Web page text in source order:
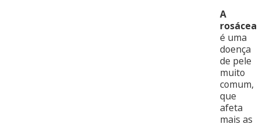
A
rosácea
é uma
doença
de pele
muito
comum,
que
afeta
mais as